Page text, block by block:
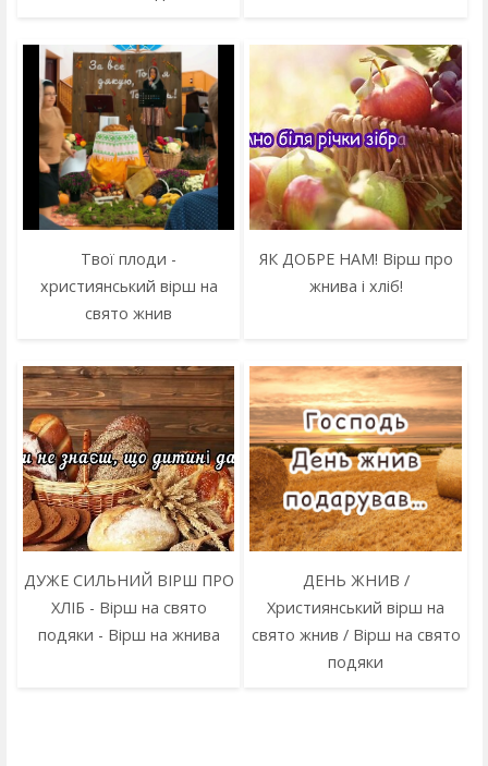
Твої плоди -
християнський вірш на
свято жнив
ЯК ДОБРЕ НАМ! Вірш про
жнива і хліб!
ДУЖЕ СИЛЬНИЙ ВІРШ ПРО
ХЛІБ - Вірш на свято
подяки - Вірш на жнива
ДЕНЬ ЖНИВ /
Християнський вірш на
свято жнив / Вірш на свято
подяки